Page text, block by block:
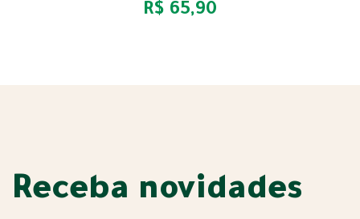
R$ 65,90
Receba novidades